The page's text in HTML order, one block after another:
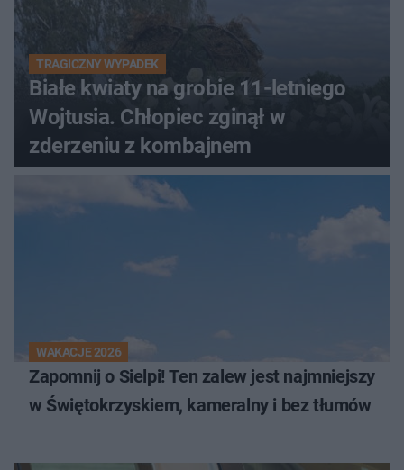
TRAGICZNY WYPADEK
Białe kwiaty na grobie 11-letniego
Wojtusia. Chłopiec zginął w
zderzeniu z kombajnem
WAKACJE 2026
Zapomnij o Sielpi! Ten zalew jest najmniejszy
w Świętokrzyskiem, kameralny i bez tłumów